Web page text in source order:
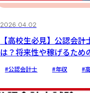
2026.04.02
【高校生必見】公認会
は？将来性や稼げるため
#公認会計士 #年収 #